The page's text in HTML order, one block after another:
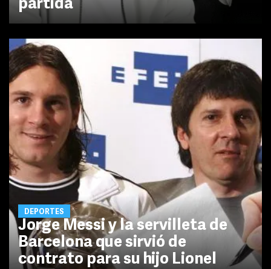
partida
DEPORTES
Jorge Messi y la servilleta de
Barcelona que sirvió de
contrato para su hijo Lionel